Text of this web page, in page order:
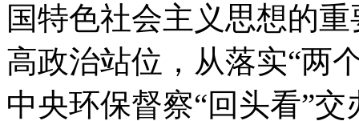
国特色社会主义思想的
高政治站位，从落实“两
中央环保督察“回头看”